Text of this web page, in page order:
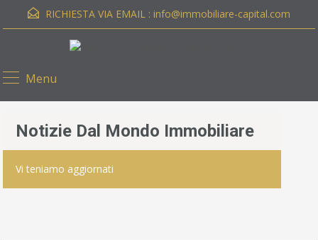
RICHIESTA VIA EMAIL : info@immobiliare-capital.com
Menu
Notizie Dal Mondo Immobiliare
Vi teniamo aggiornati